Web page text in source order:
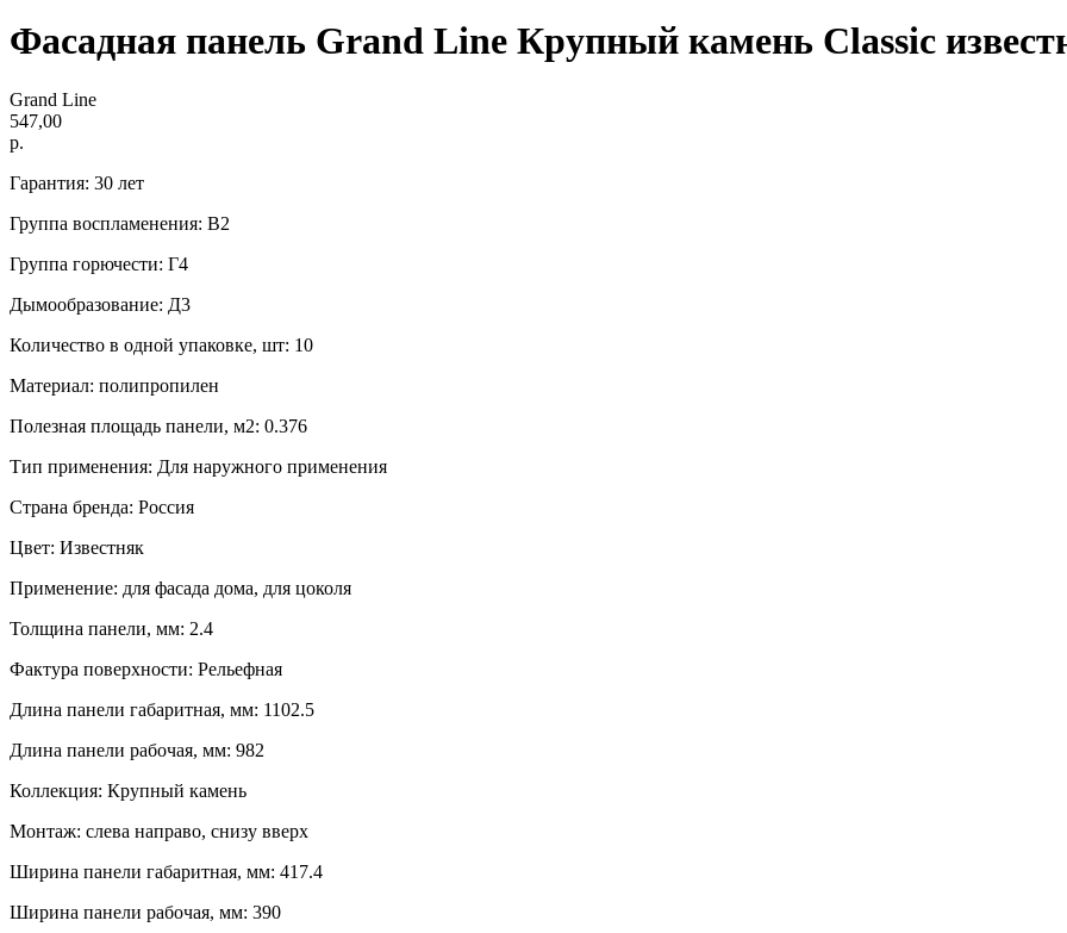
Фасадная панель Grand Line Крупный камень Classic
Grand Line
547,00
р.
Гарантия: 30 лет
Группа воспламенения: В2
Группа горючести: Г4
Дымообразование: Д3
Количество в одной упаковке, шт: 10
Материал: полипропилен
Полезная площадь панели, м2: 0.376
Тип применения: Для наружного применения
Страна бренда: Россия
Цвет: Известняк
Применение: для фасада дома, для цоколя
Толщина панели, мм: 2.4
Фактура поверхности: Рельефная
Длина панели габаритная, мм: 1102.5
Длина панели рабочая, мм: 982
Коллекция: Крупный камень
Монтаж: слева направо, снизу вверх
Ширина панели габаритная, мм: 417.4
Ширина панели рабочая, мм: 390